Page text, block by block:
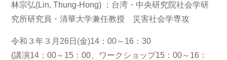
林宗弘(Lin, Thung-Hong) ：台湾・中央研究院社会学研
究所研究員・清華大学兼任教授 災害社会学専攻
令和３年３月26日(金)14：00～16：30
(講演14：00～15：00、ワークショップ15：00～16：